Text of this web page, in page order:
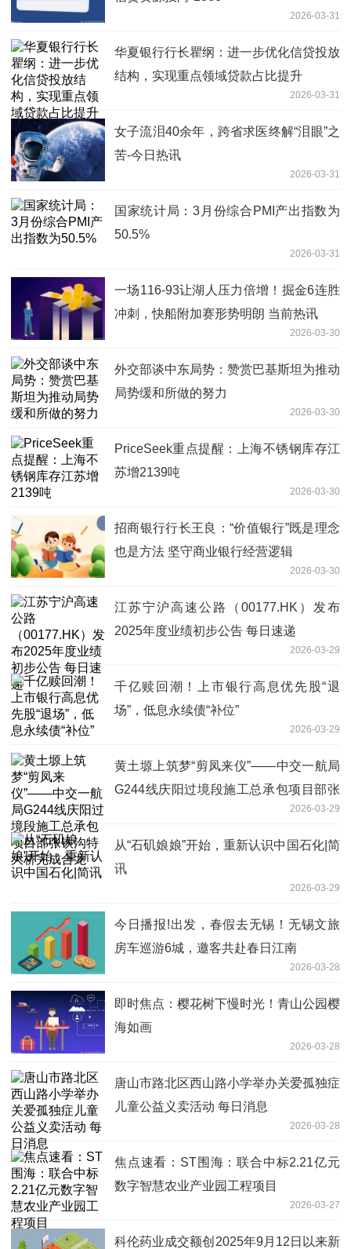
2026-03-31
华夏银行行长瞿纲：进一步优化信贷投放
结构，实现重点领域贷款占比提升
2026-03-31
女子流泪40余年，跨省求医终解“泪眼”之
苦-今日热讯
2026-03-31
国家统计局：3月份综合PMI产出指数为
50.5%
2026-03-31
一场116-93让湖人压力倍增！掘金6连胜
冲刺，快船附加赛形势明朗 当前热讯
2026-03-30
外交部谈中东局势：赞赏巴基斯坦为推动
局势缓和所做的努力
2026-03-30
PriceSeek重点提醒：上海不锈钢库存江
苏增2139吨
2026-03-30
招商银行行长王良：“价值银行”既是理念
也是方法 坚守商业银行经营逻辑
2026-03-30
江苏宁沪高速公路（00177.HK）发布
2025年度业绩初步公告 每日速递
2026-03-29
千亿赎回潮！上市银行高息优先股“退
场”，低息永续债“补位”
2026-03-29
黄土塬上筑梦“剪凤来仪”——中交一航局
G244线庆阳过境段施工总承包项目部张
2026-03-29
从“石矶娘娘”开始，重新认识中国石化|简
讯
2026-03-29
今日播报!出发，春假去无锡！无锡文旅
房车巡游6城，邀客共赴春日江南
2026-03-28
即时焦点：樱花树下慢时光！青山公园樱
海如画
2026-03-28
唐山市路北区西山路小学举办关爱孤独症
儿童公益义卖活动 每日消息
2026-03-28
焦点速看：ST围海：联合中标2.21亿元
数字智慧农业产业园工程项目
2026-03-27
科伦药业成交额创2025年9月12日以来新